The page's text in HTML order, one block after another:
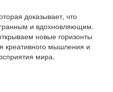
доказывает, что
и вдохновляющим.
новые горизонты
креативного мышления и
мира.